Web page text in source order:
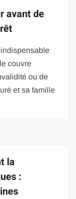
avant de
indispensable
couvre
ou de
et sa famille
la
: